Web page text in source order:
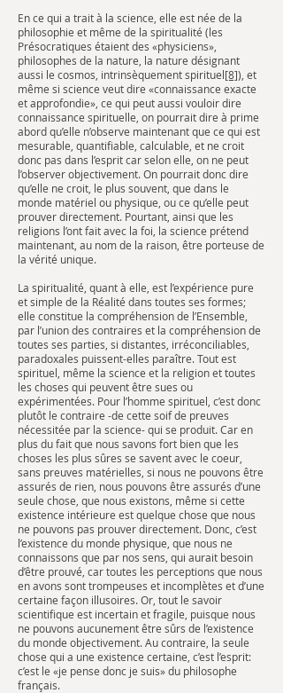
En ce qui a trait à la science, elle est née de la
philosophie et même de la spiritualité (les
Présocratiques étaient des «physiciens»,
philosophes de la nature, la nature désignant
aussi le cosmos, intrinsèquement spirituel[8]), et
même si science veut dire «connaissance exacte
et approfondie», ce qui peut aussi vouloir dire
connaissance spirituelle, on pourrait dire à prime
abord qu’elle n’observe maintenant que ce qui est
mesurable, quantifiable, calculable, et ne croit
donc pas dans l’esprit car selon elle, on ne peut
l’observer objectivement. On pourrait donc dire
qu’elle ne croit, le plus souvent, que dans le
monde matériel ou physique, ou ce qu’elle peut
prouver directement. Pourtant, ainsi que les
religions l’ont fait avec la foi, la science prétend
maintenant, au nom de la raison, être porteuse de
la vérité unique.
La spiritualité, quant à elle, est l’expérience pure
et simple de la Réalité dans toutes ses formes;
elle constitue la compréhension de l’Ensemble,
par l’union des contraires et la compréhension de
toutes ses parties, si distantes, irréconciliables,
paradoxales puissent-elles paraître. Tout est
spirituel, même la science et la religion et toutes
les choses qui peuvent être sues ou
expérimentées. Pour l’homme spirituel, c’est donc
plutôt le contraire -de cette soif de preuves
nécessitée par la science- qui se produit. Car en
plus du fait que nous savons fort bien que les
choses les plus sûres se savent avec le coeur,
sans preuves matérielles, si nous ne pouvons être
assurés de rien, nous pouvons être assurés d’une
seule chose, que nous existons, même si cette
existence intérieure est quelque chose que nous
ne pouvons pas prouver directement. Donc, c’est
l’existence du monde physique, que nous ne
connaissons que par nos sens, qui aurait besoin
d’être prouvé, car toutes les perceptions que nous
en avons sont trompeuses et incomplètes et d’une
certaine façon illusoires. Or, tout le savoir
scientifique est incertain et fragile, puisque nous
ne pouvons aucunement être sûrs de l’existence
du monde objectivement. Au contraire, la seule
chose qui a une existence certaine, c’est l’esprit:
c’est le «je pense donc je suis» du philosophe
français.